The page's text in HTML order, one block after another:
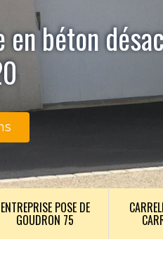
béton
ENTREPRISE POSE DE
GOUDRON 75